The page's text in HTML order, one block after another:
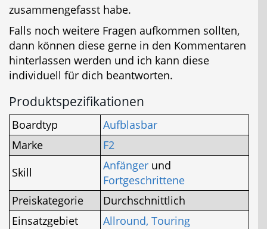
zusammengefasst habe.
Falls noch weitere Fragen aufkommen sollten,
dann können diese gerne in den Kommentaren
hinterlassen werden und ich kann diese
individuell für dich beantworten.
Produktspezifikationen
Boardtyp
Aufblasbar
Marke
F2
Skill
Anfänger und
Fortgeschrittene
Preiskategorie
Durchschnittlich
Einsatzgebiet
Allround,Touring